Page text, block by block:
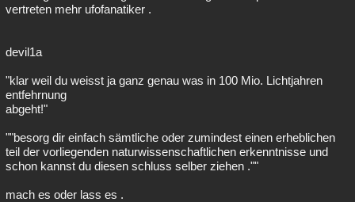
vertreten mehr ufofanatiker .
devil1a
"klar weil du weisst ja ganz genau was in 100 Mio. Lichtjahren
entfehrnung
abgeht!"
""besorg dir einfach sämtliche oder zumindest einen erheblichen
teil der vorliegenden naturwissenschaftlichen erkenntnisse und
schon kannst du diesen schluss selber ziehen .""
mach es oder lass es .